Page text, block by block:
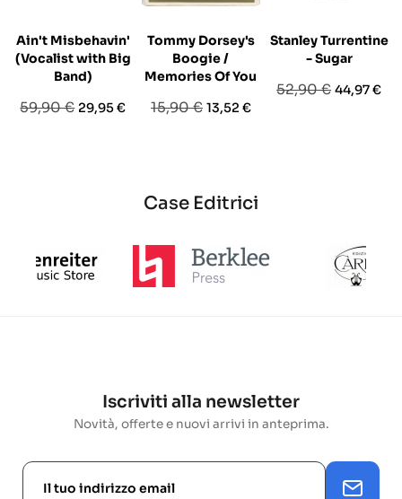
Ain't Misbehavin'
(Vocalist with Big
Band)
Prezzo
59,90 € Prezzo
29,95 €
Tommy Dorsey's
Boogie /
Memories Of You
Prezzo
15,90 € Prezzo
13,52 €
Stanley Turrentine
- Sugar
Prezzo
52,90 € Prezzo
44,97 €
Case Editrici
Iscriviti alla newsletter
Novità, offerte e nuovi arrivi in anteprima.